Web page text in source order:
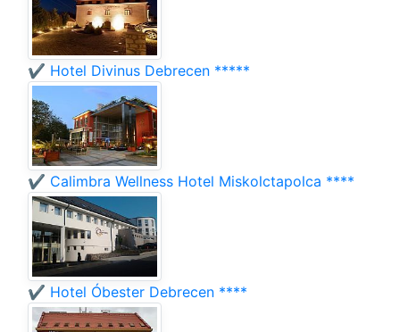
✔️ Hotel Divinus Debrecen *****
✔️ Calimbra Wellness Hotel Miskolctapolca ****
✔️ Hotel Óbester Debrecen ****